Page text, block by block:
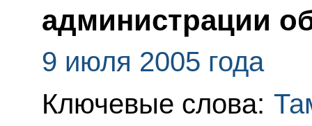
администрации
9 июля 2005 года
Ключевые слова: